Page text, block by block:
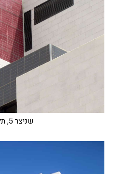
שניצר 5, תל אביב